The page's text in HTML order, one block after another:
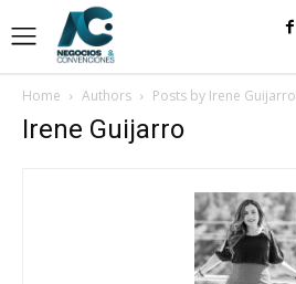
Home Authors Posts by Irene Guijarro
Irene Guijarro